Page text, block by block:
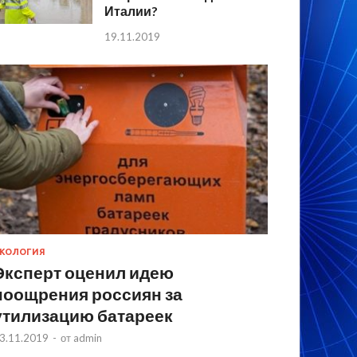
Италии?
19.11.2019
оценил идею
россиян за
батареек
- от admin